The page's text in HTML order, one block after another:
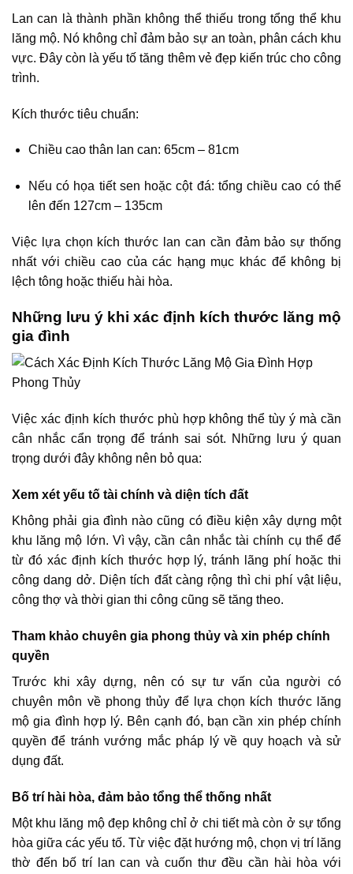
Lan can là thành phần không thể thiếu trong tổng thể khu
lăng mộ. Nó không chỉ đảm bảo sự an toàn, phân cách khu
vực. Đây còn là yếu tố tăng thêm vẻ đẹp kiến trúc cho công
trình.
Kích thước tiêu chuẩn:
Chiều cao thân lan can: 65cm – 81cm
Nếu có họa tiết sen hoặc cột đá: tổng chiều cao có thể
lên đến 127cm – 135cm
Việc lựa chọn kích thước lan can cần đảm bảo sự thống
nhất với chiều cao của các hạng mục khác để không bị
lệch tông hoặc thiếu hài hòa.
Những lưu ý khi xác định kích thước lăng mộ
gia đình
Việc xác định kích thước phù hợp không thể tùy ý mà cần
cân nhắc cẩn trọng để tránh sai sót. Những lưu ý quan
trọng dưới đây không nên bỏ qua:
Xem xét yếu tố tài chính và diện tích đất
Không phải gia đình nào cũng có điều kiện xây dựng một
khu lăng mộ lớn. Vì vậy, cần cân nhắc tài chính cụ thể để
từ đó xác định kích thước hợp lý, tránh lãng phí hoặc thi
công dang dở. Diện tích đất càng rộng thì chi phí vật liệu,
công thợ và thời gian thi công cũng sẽ tăng theo.
Tham khảo chuyên gia phong thủy và xin phép chính
quyền
Trước khi xây dựng, nên có sự tư vấn của người có
chuyên môn về phong thủy để lựa chọn kích thước lăng
mộ gia đình hợp lý. Bên cạnh đó, bạn cần xin phép chính
quyền để tránh vướng mắc pháp lý về quy hoạch và sử
dụng đất.
Bố trí hài hòa, đảm bảo tổng thể thống nhất
Một khu lăng mộ đẹp không chỉ ở chi tiết mà còn ở sự tổng
hòa giữa các yếu tố. Từ việc đặt hướng mộ, chọn vị trí lăng
thờ đến bố trí lan can và cuốn thư đều cần hài hòa với